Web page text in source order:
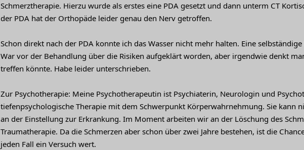
Schmerztherapie. Hierzu wurde als erstes eine PDA gesetzt und dann unterm CT
der PDA hat der Orthopäde leider genau den Nerv getroffen.
Schon direkt nach der PDA konnte ich das Wasser nicht mehr halten. Eine
War vor der Behandlung über die Risiken aufgeklärt worden, aber irgendwie denkt
treffen könnte. Habe leider unterschrieben.
Zur Psychotherapie: Meine Psychotherapeutin ist Psychiaterin, Neurologin und
tiefenpsychologische Therapie mit dem Schwerpunkt Körperwahrnehmung. Sie kann
an der Einstellung zur Erkrankung. Im Moment arbeiten wir an der Löschung des
Traumatherapie. Da die Schmerzen aber schon über zwei Jahre bestehen, ist die
jeden Fall ein Versuch wert.